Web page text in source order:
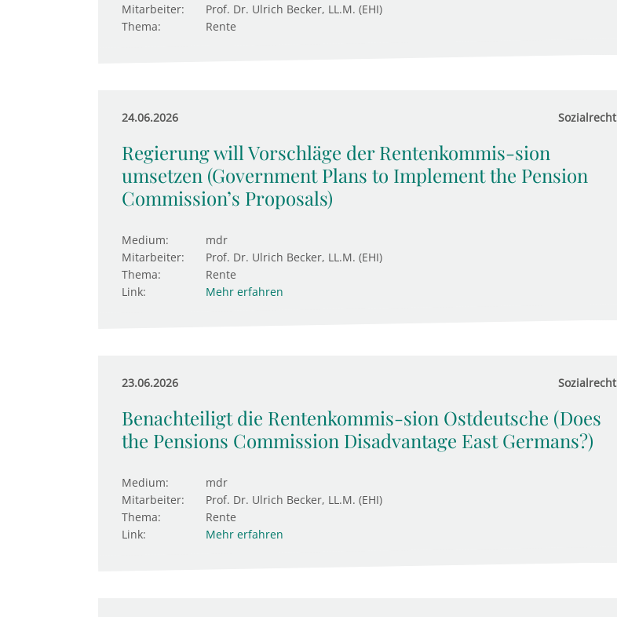
Mitarbeiter:
Prof. Dr. Ulrich Becker, LL.M. (EHI)
Thema:
Rente
24.06.2026 Sozialrecht
Regierung will Vorschläge der Rentenkommis-sion
umsetzen (Government Plans to Implement the Pension
Commission’s Proposals)
Medium:
mdr
Mitarbeiter:
Prof. Dr. Ulrich Becker, LL.M. (EHI)
Thema:
Rente
Link:
Mehr erfahren
23.06.2026 Sozialrecht
Benachteiligt die Rentenkommis-sion Ostdeutsche (Does
the Pensions Commission Disadvantage East Germans?)
Medium:
mdr
Mitarbeiter:
Prof. Dr. Ulrich Becker, LL.M. (EHI)
Thema:
Rente
Link:
Mehr erfahren